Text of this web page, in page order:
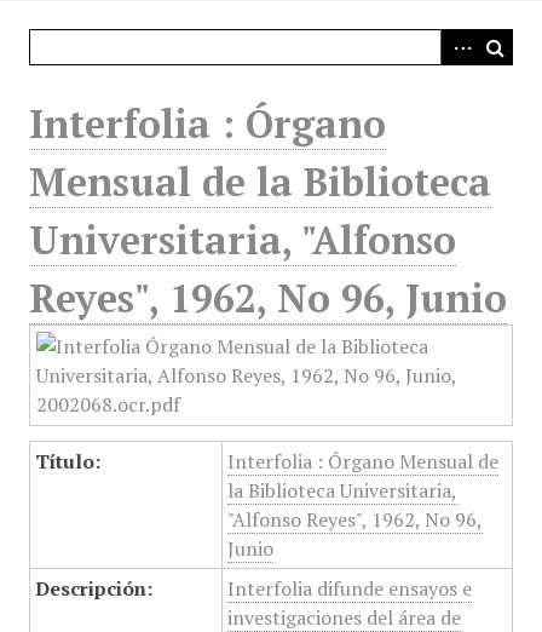
Interfolia : Órgano
Mensual de la Biblioteca
Universitaria, "Alfonso
Reyes", 1962, No 96, Junio
Título:
Interfolia : Órgano Mensual de
la Biblioteca Universitaria,
"Alfonso Reyes", 1962, No 96,
Junio
Descripción:
Interfolia difunde ensayos e
investigaciones del área de